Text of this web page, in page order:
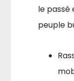
le passé
peuple